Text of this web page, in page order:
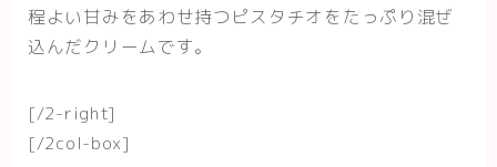
程よい甘みをあわせ持つピスタチオをたっぷり混ぜ
込んだクリームです。
[/2-right]
[/2col-box]